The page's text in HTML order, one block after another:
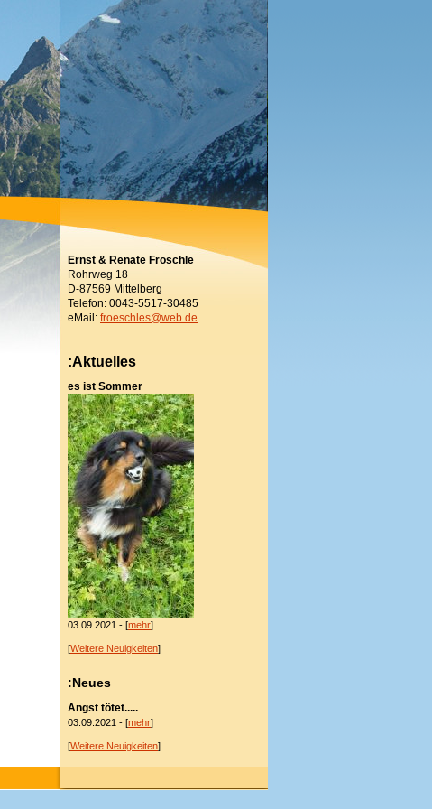
Ernst & Renate Fröschle
Rohrweg 18
D-87569 Mittelberg
Telefon: 0043-5517-30485
eMail: froeschles@web.de
:Aktuelles
es ist Sommer
03.09.2021 - [mehr]
[Weitere Neuigkeiten]
:Neues
Angst tötet.....
03.09.2021 - [mehr]
[Weitere Neuigkeiten]